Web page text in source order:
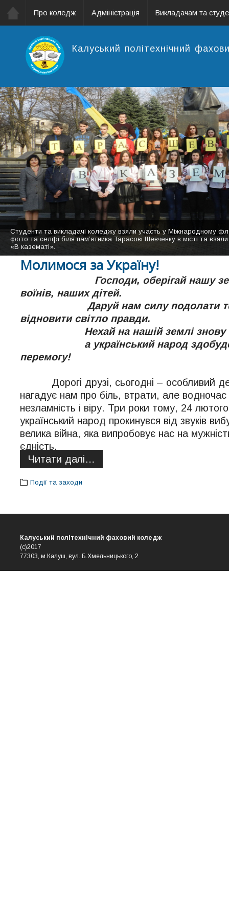
Про коледж Адміністрація Викладачам та
Калуський політехнічний
Студенти та викладачі коледжу взяли участь у Міжнародному
фото та селфі біля пам’ятника Тарасові Шевченку в місті та
«В казематі».
Корпус ДВНЗ "Калуський політехнійчний коледж" похмурого дня.
Вид зі сторони гуртожитка коледжу
Студентки нашого коледжу виконують пісню "Коледже мій" на
Фото: Бірін Максим
Молимося за Україну!
Господи, оберігай нашу
воїнів, наших дітей.
Даруй нам силу подолати
відновити світло правди.
Нехай на нашій землі
а український народ
перемогу!
Дорогі друзі, сьогодні – особливий
нагадує нам про біль, втрати, але
незламність і віру. Три роки тому, 24
український народ прокинувся від звуків
велика війна, яка випробовує нас на
єдність.
Читати далі…
Події та заходи
Калуський політехнічний фаховий коледж
(с)2017
77303, м.Калуш, вул. Б.Хмельницького, 2